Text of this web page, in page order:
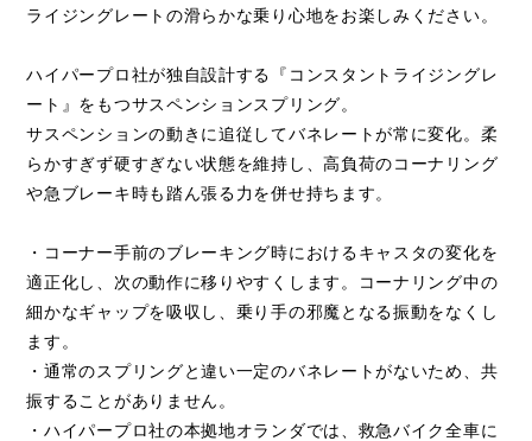
ライジングレートの滑らかな乗り心地をお楽しみください。
ハイパープロ社が独自設計する『コンスタントライジングレ
ート』をもつサスペンションスプリング。
サスペンションの動きに追従してバネレートが常に変化。柔
らかすぎず硬すぎない状態を維持し、高負荷のコーナリング
や急ブレーキ時も踏ん張る力を併せ持ちます。
・コーナー手前のブレーキング時におけるキャスタの変化を
適正化し、次の動作に移りやすくします。コーナリング中の
細かなギャップを吸収し、乗り手の邪魔となる振動をなくし
ます。
・通常のスプリングと違い一定のバネレートがないため、共
振することがありません。
・ハイパープロ社の本拠地オランダでは、救急バイク全車に